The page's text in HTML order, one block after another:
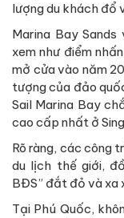
lượng du khách đổ
Marina Bay
xem như điểm
mở cửa vào năm
tượng của đảo
Sail Marina Bay
cao cấp nhất ở
Rõ ràng, các công
du lịch thế giới,
BĐS” đắt đỏ và xa
Tại Phú Quốc,